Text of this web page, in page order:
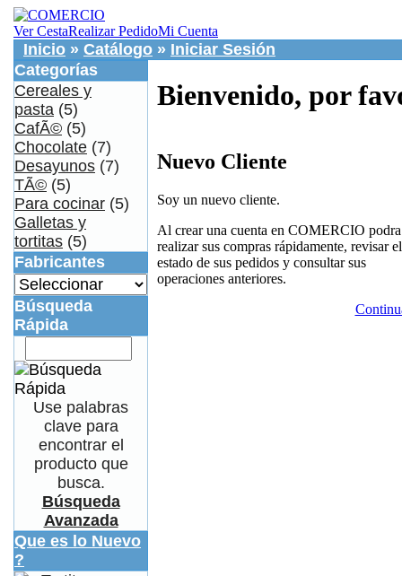
Ver CestaRealizar PedidoMi Cuenta
Inicio » Catálogo » Iniciar Sesión
Bienvenido, por
Nuevo Cliente
Soy un nuevo cliente.
Al crear una cuenta en COMERCIO podra
realizar sus compras rápidamente, revisar el
estado de sus pedidos y consultar sus
operaciones anteriores.
Categorías
Cereales y
pasta (5)
CafÃ© (5)
Chocolate (7)
Desayunos (7)
TÃ© (5)
Para cocinar (5)
Galletas y
tortitas (5)
Fabricantes
Búsqueda
Rápida
Use palabras
clave para
encontrar el
producto que
busca.
Búsqueda
Avanzada
Que es lo Nuevo
?